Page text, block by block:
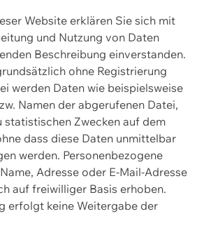
Website erklären Sie sich mit
und Nutzung von Daten
Beschreibung einverstanden.
ohne Registrierung
werden Daten wie beispielsweise
Namen der abgerufenen Datei,
statistischen Zwecken auf dem
dass diese Daten unmittelbar
werden. Personenbezogene
Adresse oder E-Mail-Adresse
auf freiwilliger Basis erhoben.
erfolgt keine Weitergabe der